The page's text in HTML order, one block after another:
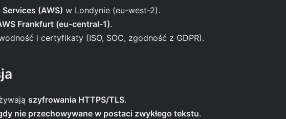
(AWS) w Londynie (eu-west-2).
Frankfurt (eu-central-1).
i certyfikaty (ISO, SOC, zgodność z GDPR).
szyfrowania HTTPS/TLS.
nie przechowywane w postaci zwykłego tekstu.